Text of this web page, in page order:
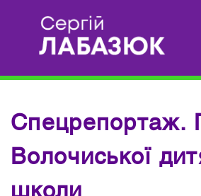
Спецрепортаж.
Волочиської
школи